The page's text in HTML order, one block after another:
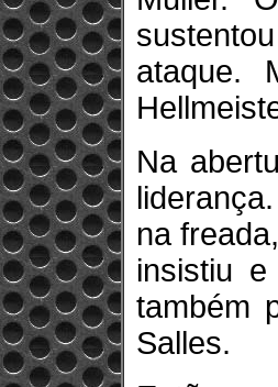
ataque.
Na
na
insistiu
também
Salles.